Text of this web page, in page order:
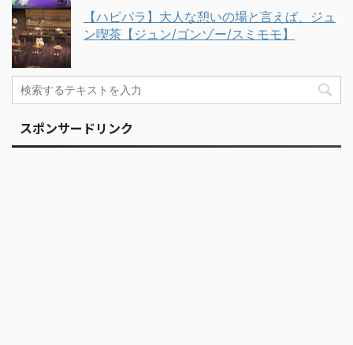
【ハピパラ】大人な憩いの場と言えば、ジュ
ン喫茶【ジュン/ゴンゾー/スミモモ】
スポンサードリンク